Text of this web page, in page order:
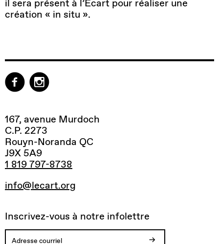
il sera présent à l’Écart pour réaliser une
création « in situ ».
167, avenue Murdoch
C.P. 2273
Rouyn-Noranda QC
J9X 5A9
1 819 797-8738
info@lecart.org
Inscrivez-vous à notre infolettre